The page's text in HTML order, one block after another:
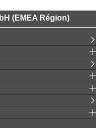
(EMEA Région)